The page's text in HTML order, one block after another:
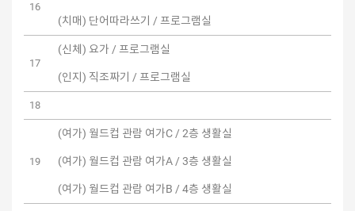
16
(치매) 단어따라쓰기 / 프로그램실
17
(신체) 요가 / 프로그램실
(인지) 직조짜기 / 프로그램실
18
19
(여가) 월드컵 관람 여가C / 2층 생활실
(여가) 월드컵 관람 여가A / 3층 생활실
(여가) 월드컵 관람 여가B / 4층 생활실